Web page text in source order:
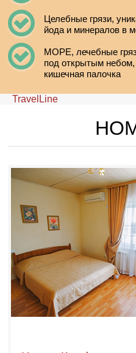
Целебные грязи,
йода и минералов в
МОРЕ, лечебные
под открытым небом,
кишечная палочка
TravelLine